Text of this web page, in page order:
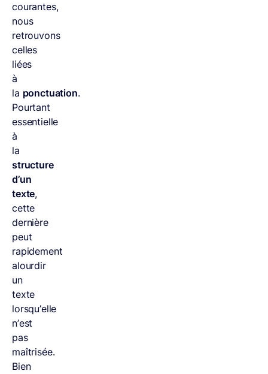
courantes,
nous
retrouvons
celles
liées
à
la ponctuation.
Pourtant
essentielle
à
la
structure
d’un
texte,
cette
dernière
peut
rapidement
alourdir
un
texte
lorsqu’elle
n’est
pas
maîtrisée.
Bien